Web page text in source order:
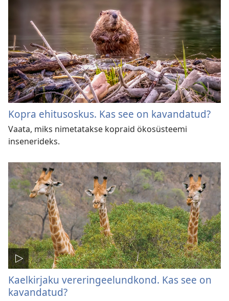
Kopra ehitusoskus. Kas see on kavandatud?
Vaata, miks nimetatakse kopraid ökosüsteemi
insenerideks.
Kaelkirjaku vereringeelundkond. Kas see on
kavandatud?